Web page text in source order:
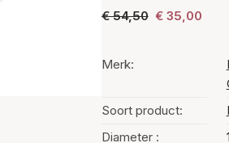
€ 54,50 € 35,00
Merk:
Soort product:
Diameter :